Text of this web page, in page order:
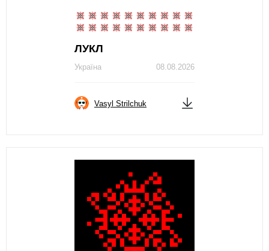
ЛУКЛ
08.08.2026
Україна
Vasyl Strilchuk